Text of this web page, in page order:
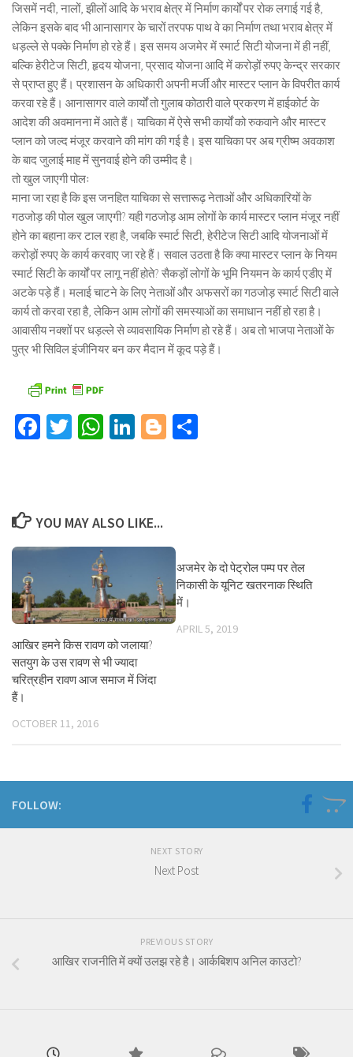
जिसमें नदी, नालों, झीलों आदि के भराव क्षेत्र में निर्माण कार्यों पर रोक लगाई गई है,
लेकिन इसके बाद भी आनासागर के चारों तरपफ पाथ वे का निर्माण तथा भराव क्षेत्र में
धड़ल्ले से पक्के निर्माण हो रहे हैं। इस समय अजमेर में स्मार्ट सिटी योजना में ही नहीं,
बल्कि हेरीटेज सिटी, हृदय योजना, प्रसाद योजना आदि में करोड़ों रुपए केन्द्र सरकार
से प्राप्त हुए हैं। प्रशासन के अधिकारी अपनी मर्जी और मास्टर प्लान के विपरीत कार्य
करवा रहे हैं। आनासागर वाले कार्यों तो गुलाब कोठारी वाले प्रकरण में हाईकोर्ट के
आदेश की अवमानना में आते हैं। याचिका में ऐसे सभी कार्यों को रुकवाने और मास्टर
प्लान को जल्द मंजूर करवाने की मांग की गई है। इस याचिका पर अब ग्रीष्म अवकाश
के बाद जुलाई माह में सुनवाई होने की उम्मीद है।
तो खुल जाएगी पोलः
माना जा रहा है कि इस जनहित याचिका से सत्तारूढ़ नेताओं और अधिकारियों के
गठजोड़ की पोल खुल जाएगी? यही गठजोड़ आम लोगों के कार्य मास्टर प्लान मंजूर नहीं
होने का बहाना कर टाल रहा है, जबकि स्मार्ट सिटी, हेरीटेज सिटी आदि योजनाओं में
करोड़ों रुपए के कार्य करवाए जा रहे हैं। सवाल उठता है कि क्या मास्टर प्लान के नियम
स्मार्ट सिटी के कार्यों पर लागू नहीं होते? सैकड़ों लोगों के भूमि नियमन के कार्य एडीए में
अटके पड़े हैं। मलाई चाटने के लिए नेताओं और अफसरों का गठजोड़ स्मार्ट सिटी वाले
कार्य तो करवा रहा है, लेकिन आम लोगों की समस्याओं का समाधान नहीं हो रहा है।
आवासीय नक्शों पर धड़ल्ले से व्यावसायिक निर्माण हो रहे हैं। अब तो भाजपा नेताओं के
पुत्र भी सिविल इंजीनियर बन कर मैदान में कूद पड़े हैं।
Facebook
TwitterWhatsApp
LinkedIn
Blogger
YOU MAY ALSO LIKE...
आखिर हमने किस रावण को जलाया?
सतयुग के उस रावण से भी ज्यादा
चरित्रहीन रावण आज समाज में जिंदा
हैं।
OCTOBER 11, 2016
अजमेर के दो पेट्रोल पम्प पर तेल
निकासी के यूनिट खतरनाक स्थिति
में।
APRIL 5, 2019
FOLLOW:
NEXT STORY
Next Post
PREVIOUS STORY
आखिर राजनीति में क्यों उलझ रहे है। आर्कबिशप अनिल काउटो?